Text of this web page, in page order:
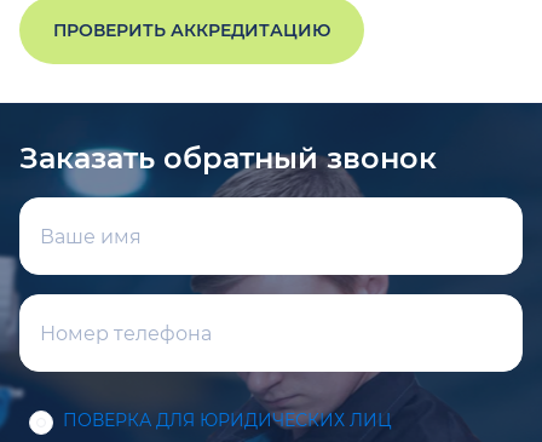
ПРОВЕРИТЬ АККРЕДИТАЦИЮ
Заказать обратный звонок
ПОВЕРКА ДЛЯ ЮРИДИЧЕСКИХ ЛИЦ